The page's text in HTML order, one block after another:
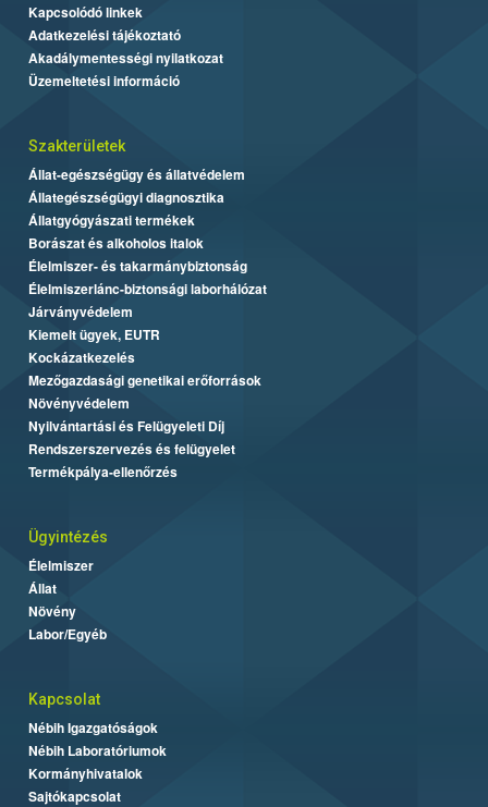
Kapcsolódó linkek
Adatkezelési tájékoztató
Akadálymentességi nyilatkozat
Üzemeltetési információ
Szakterületek
Állat-egészségügy és állatvédelem
Állategészségügyi diagnosztika
Állatgyógyászati termékek
Borászat és alkoholos italok
Élelmiszer- és takarmánybiztonság
Élelmiszerlánc-biztonsági laborhálózat
Járványvédelem
Kiemelt ügyek, EUTR
Kockázatkezelés
Mezőgazdasági genetikai erőforrások
Növényvédelem
Nyilvántartási és Felügyeleti Díj
Rendszerszervezés és felügyelet
Termékpálya-ellenőrzés
Ügyintézés
Élelmiszer
Állat
Növény
Labor/Egyéb
Kapcsolat
Nébih Igazgatóságok
Nébih Laboratóriumok
Kormányhivatalok
Sajtókapcsolat